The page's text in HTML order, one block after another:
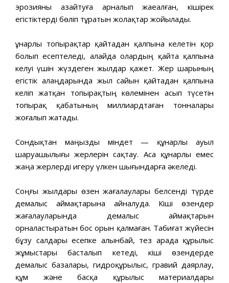
эрозияны азайтуға арналып жаеалған, кішірек
егістіктерді бөліп тұратын жолақтар жойылады.
Құнарлы топырақтар қайтадан қалпына келетін қор
болып есептеледі, алайда олардың қайта қалпына
келуі үшін жүздеген жылдар қажет. Жер шарының
егістік алаңдарында жыл сайын қайтадан қалпына
келіп жатқан топырақтың көлемінен асып түсетін
топырақ қабатының миллиардтаған тонналары
жоғалып жатады.
Сондықтан маңызды міндет — құнарлы ауыл
шаруашылығы жерлерін сақтау. Аса құнарлы емес
жаңа жерлерді игеру үлкен шығындарға әкеледі.
Соңғы жылдары өзен жағалаулары белсенді түрде
демалыс аймақтарына айналуда. Кіші өзендер
жағалауларында демалыс аймақтарын
орналастыратын бос орын қалмаған. Табиғат жүйесін
бұзу салдары есепке алынбай, тез арада құрылыс
жұмыстары басталып кетеді, кіші өзендерде
демалыс базалары, гидроқұрылыс, гравий даярлау,
құм және басқа құрылыс материалдары